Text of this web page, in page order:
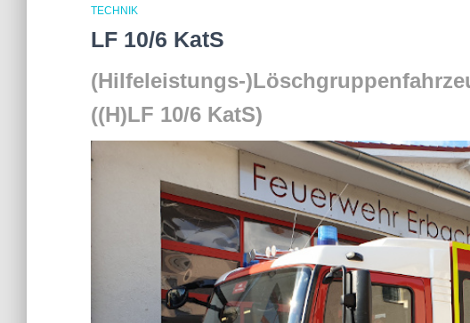
TECHNIK
LF 10/6 KatS
(Hilfeleistungs-
((H)LF 10/6 KatS)